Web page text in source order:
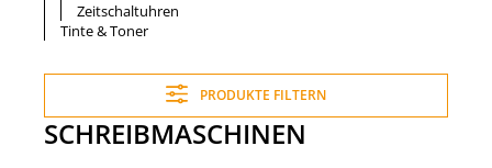
Zeitschaltuhren
Tinte & Toner
PRODUKTE FILTERN
SCHREIBMASCHINEN